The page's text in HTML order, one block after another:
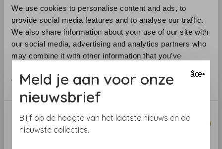
We use cookies to personalise content and ads, to
provide social media features and to analyse our traffic.
We also share information about your use of our site with
our social media, advertising and analytics partners who
may combine it with other information that you’ve
of their services.
Consent
Selection
Necessary
€66,00 €116,00
âœ•
Meld je aan voor onze
nieuwsbrief
Blijf op de hoogte van het laatste nieuws en de
nieuwste collecties.